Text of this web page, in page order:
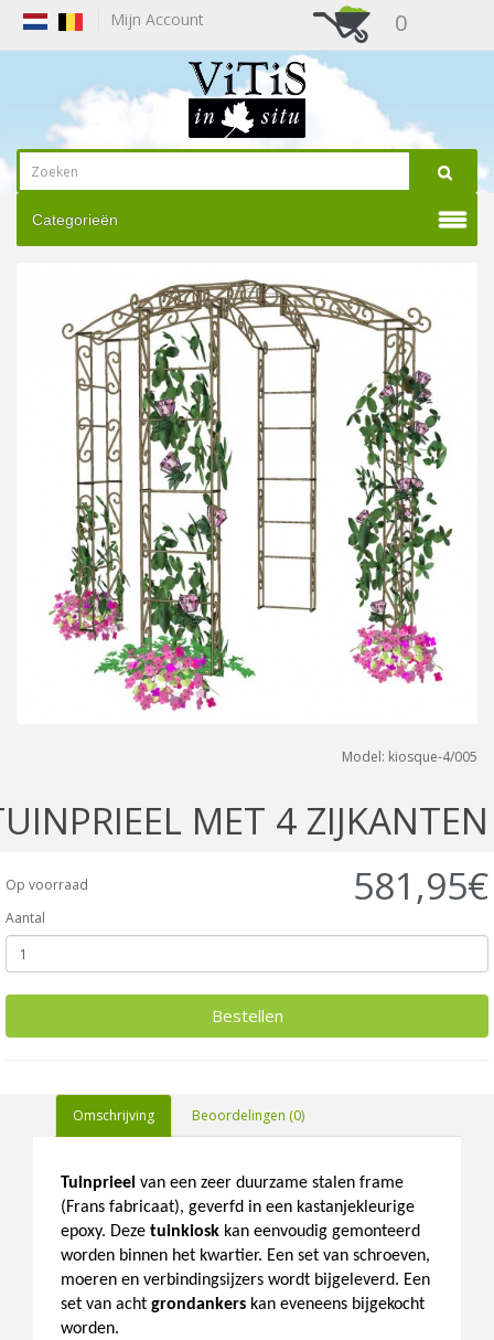
Mijn Account 0
Categorieën
Model: kiosque-4/005
MET 4 ZIJKANTEN
Op voorraad 581,95€
Aantal
Bestellen
Omschrijving Beoordelingen (0)
Tuinprieel van een zeer duurzame stalen frame
(Frans fabricaat), geverfd in een kastanjekleurige
epoxy. Deze tuinkiosk kan eenvoudig gemonteerd
worden binnen het kwartier. Een set van schroeven,
moeren en verbindingsijzers wordt bijgeleverd. Een
set van acht grondankers kan eveneens bijgekocht
worden.